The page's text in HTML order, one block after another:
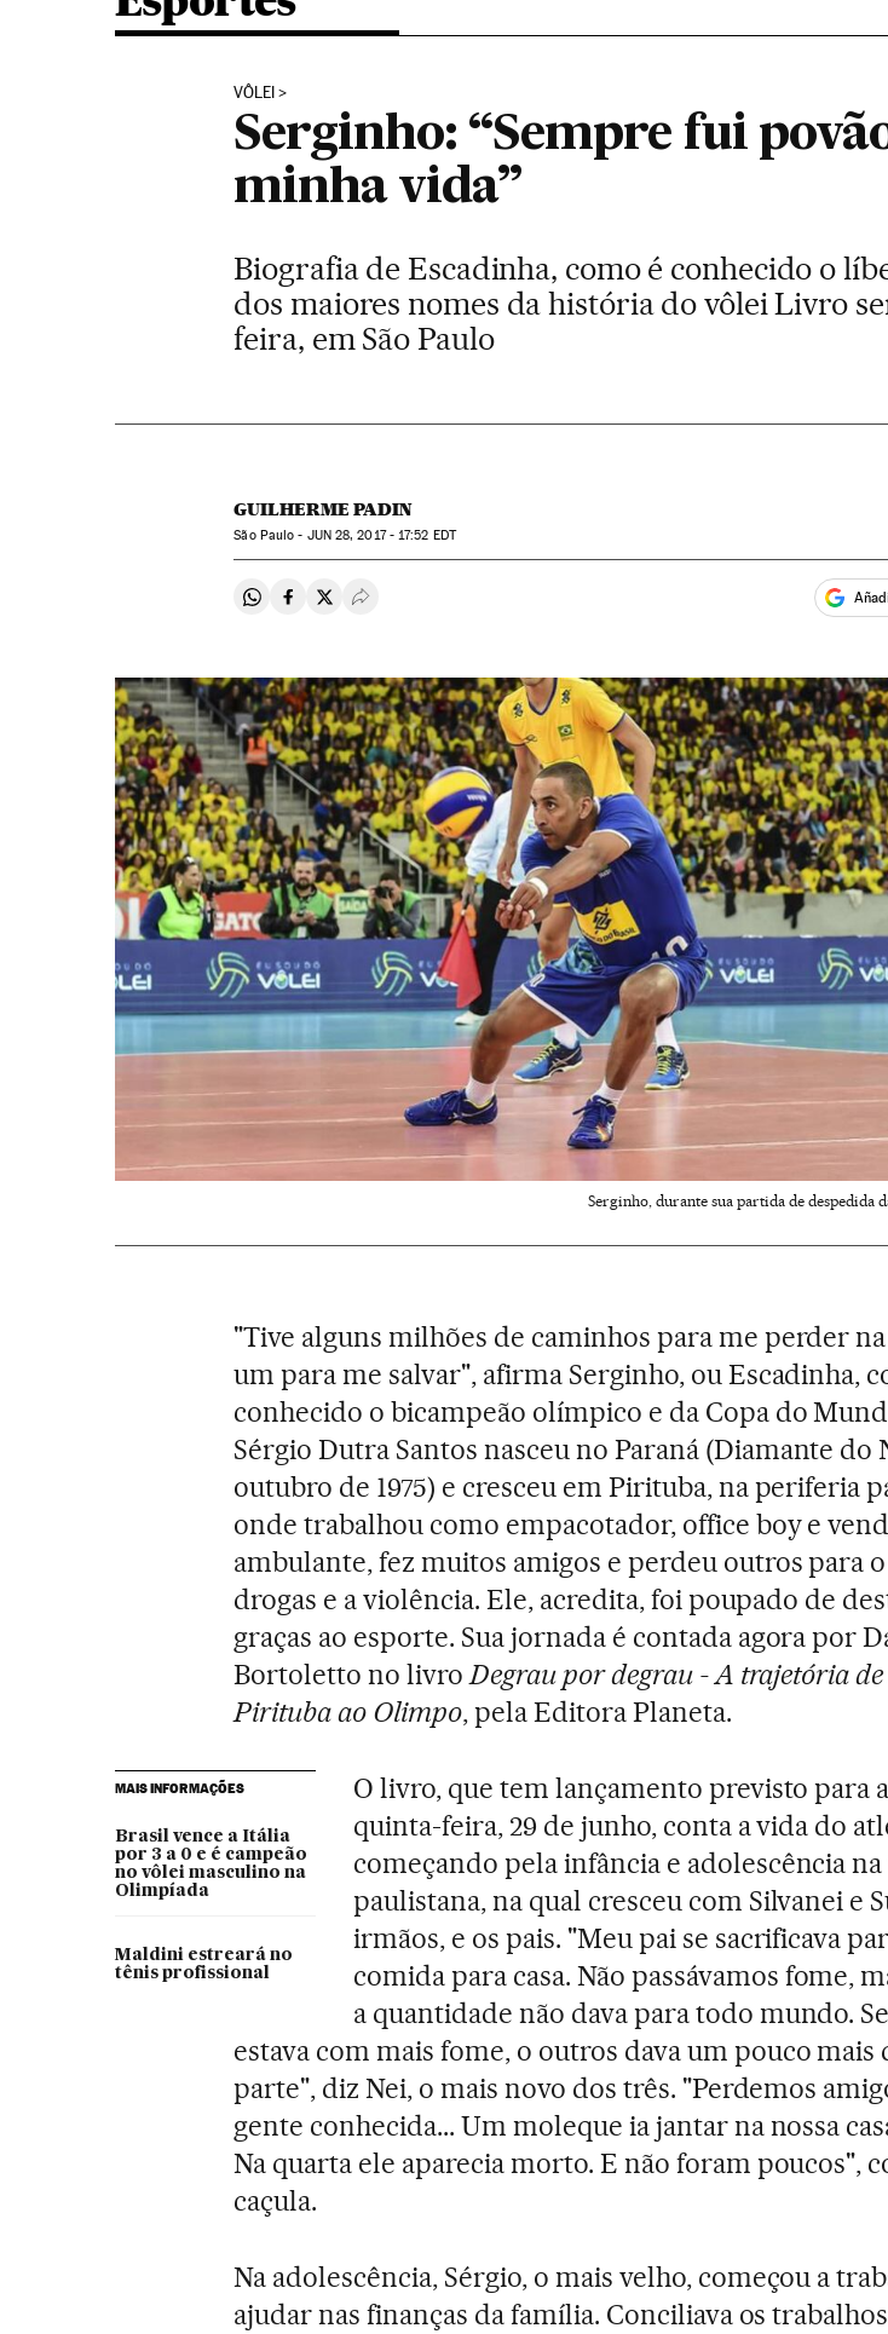
VÔLEI
Serginho: “Sempre fui
minha vida”
Biografia de Escadinha, como é conhecido o
dos maiores nomes da história do vôlei Livro
feira, em São Paulo
GUILHERME PADIN
São Paulo - JUN28, 2017 - 17:52 EDT
Compartir en Whatsapp
Compartir en Facebook
Compartir en Twitter
Desplegar Redes Sociales
Serginho, durante sua partida de despedida
"Tive alguns milhões de caminhos para me perder
um para me salvar", afirma Serginho, ou Escadinha,
conhecido o bicampeão olímpico e da Copa do
Sérgio Dutra Santos nasceu no Paraná (Diamante do
outubro de 1975) e cresceu em Pirituba, na periferia
onde trabalhou como empacotador, office boy e
ambulante, fez muitos amigos e perdeu outros para
drogas e a violência. Ele, acredita, foi poupado de
graças ao esporte. Sua jornada é contada agora por
Bortoletto no livroDegrau por degrau - A trajetória de
Pirituba ao Olimpo, pela Editora Planeta.
MAIS INFORMAÇÕES
Brasil vence a Itália
por 3 a 0 e é campeão
no vôlei masculino na
Olimpíada
Maldini estreará no
tênis profissional
O livro, que tem lançamento previsto para
quinta-feira, 29 de junho, conta a vida do
começando pela infância e adolescência
paulistana, na qual cresceu com Silvanei e
irmãos, e os pais. "Meu pai se sacrificava
comida para casa. Não passávamos fome,
a quantidade não dava para todo mundo.
estava com mais fome, o outros dava um pouco mais
parte", diz Nei, o mais novo dos três. "Perdemos
gente conhecida... Um moleque ia jantar na nossa
Na quarta ele aparecia morto. E não foram poucos",
caçula.
Na adolescência, Sérgio, o mais velho, começou a
ajudar nas finanças da família. Conciliava os